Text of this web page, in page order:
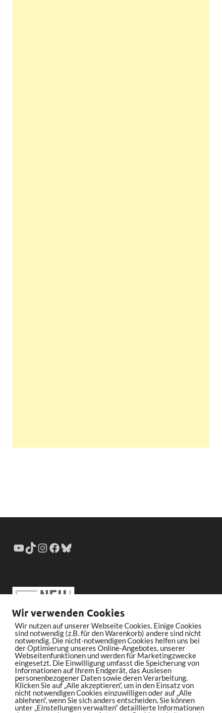
Wir verwenden Cookies
Wir nutzen auf unserer Webseite Cookies. Einige Cookies
sind notwendig (z.B. für den Warenkorb) andere sind nicht
notwendig. Die nicht-notwendigen Cookies helfen uns bei
der Optimierung unseres Online-Angebotes, unserer
Webseitenfunktionen und werden für Marketingzwecke
eingesetzt. Die Einwilligung umfasst die Speicherung von
Informationen auf Ihrem Endgerät, das Auslesen
personenbezogener Daten sowie deren Verarbeitung.
Klicken Sie auf „Alle akzeptieren“, um in den Einsatz von
nicht notwendigen Cookies einzuwilligen oder auf „Alle
ablehnen“, wenn Sie sich anders entscheiden. Sie können
unter „Einstellungen verwalten“ detaillierte Informationen